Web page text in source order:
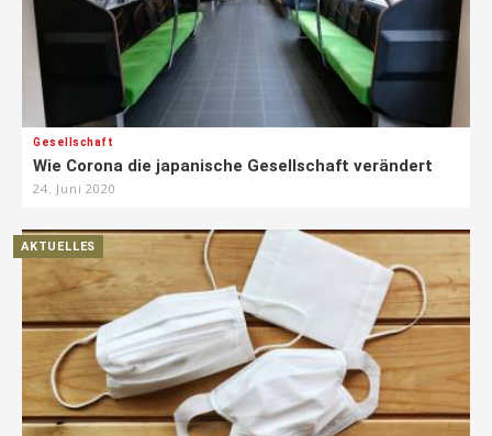
Gesellschaft
Wie Corona die japanische Gesellschaft verändert
24. Juni 2020
AKTUELLES